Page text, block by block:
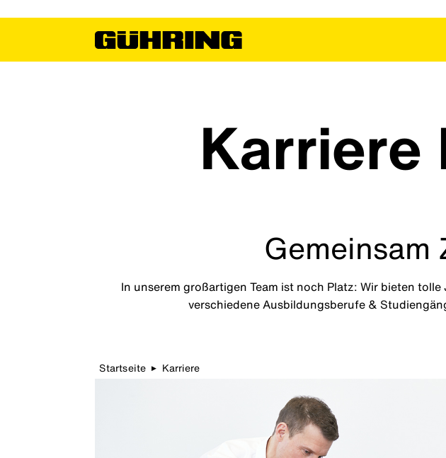
Karriere
In unserem großartigen Team ist noch Platz: Wir bieten
verschiedene Ausbildungsberufe &
Startseite ▶ Karriere